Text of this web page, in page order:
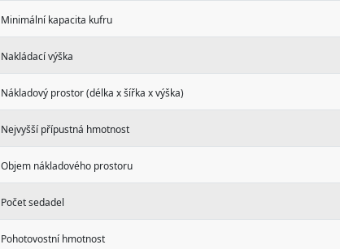
Minimální kapacita kufru
Nakládací výška
Nákladový prostor (délka x šířka x výška)
Nejvyšší přípustná hmotnost
Objem nákladového prostoru
Počet sedadel
Pohotovostní hmotnost